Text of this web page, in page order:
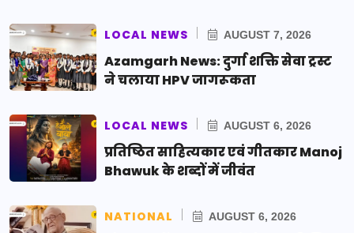
LOCAL NEWS AUGUST 7, 2026
Azamgarh News: दुर्गा शक्ति सेवा ट्रस्ट
ने चलाया HPV जागरूकता
LOCAL NEWS AUGUST 6, 2026
प्रतिष्ठित साहित्यकार एवं गीतकार Manoj
Bhawuk के शब्दों में जीवंत
NATIONAL AUGUST 6, 2026